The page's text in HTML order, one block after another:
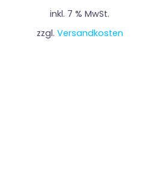
inkl. 7 % MwSt.
zzgl. Versandkosten